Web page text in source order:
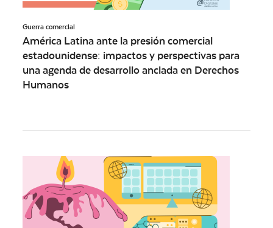
Guerra comercial
América Latina ante la presión comercial
estadounidense: impactos y perspectivas para
una agenda de desarrollo anclada en Derechos
Humanos